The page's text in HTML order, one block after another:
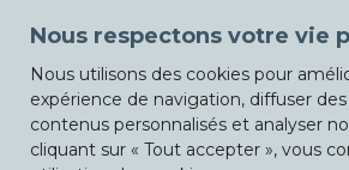
Nous respectons votre vie
Nous utilisons des cookies pour
expérience de navigation, diffuser
contenus personnalisés et analyser
cliquant sur « Tout accepter », vous